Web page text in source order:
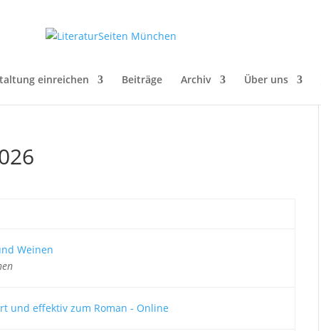
einreichen Beiträge Archiv Über uns
Weinen
und effektiv zum Roman - Online